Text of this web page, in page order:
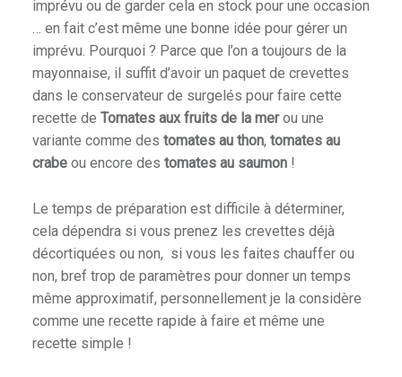
imprévu ou de garder cela en stock pour une occasion
… en fait c’est même une bonne idée pour gérer un
imprévu. Pourquoi ? Parce que l’on a toujours de la
mayonnaise, il suffit d’avoir un paquet de crevettes
dans le conservateur de surgelés pour faire cette
recette de Tomates aux fruits de la merou une
variante comme des tomates au thon, tomates au
crabe ou encore des tomates au saumon!
Le temps de préparation est difficile à déterminer,
cela dépendra si vous prenez les crevettes déjà
décortiquées ou non, si vous les faites chauffer ou
non, bref trop de paramètres pour donner un temps
même approximatif, personnellement je la considère
comme une recette rapide à faire et même une
recette simple !